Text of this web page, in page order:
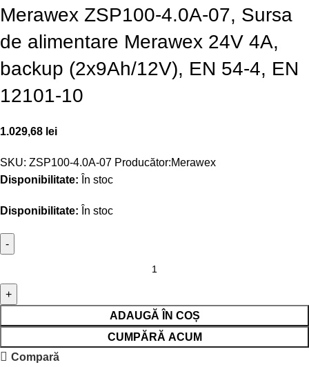
Merawex ZSP100-4.0A-07, Sursa
de alimentare Merawex 24V 4A,
backup (2x9Ah/12V), EN 54-4, EN
12101-10
1.029,68 lei
SKU: ZSP100-4.0A-07 Producător:Merawex
Disponibilitate: În stoc
Disponibilitate: În stoc
ADAUGĂ ÎN COȘ
CUMPĂRĂ ACUM
Compară